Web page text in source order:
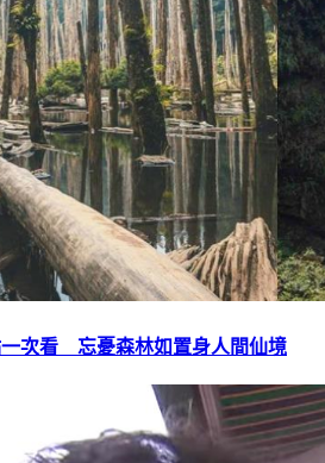
次看 忘憂森林如置身人間仙境